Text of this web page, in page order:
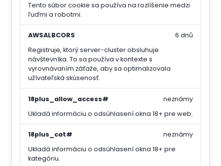
Tento súbor cookie sa používa na rozlíšenie medzi
ľuďmi a robotmi.
AWSALBCORS
Registruje, ktorý server-cluster obsluhuje
návštevníka. To sa používa v kontexte s
vyrovnávaním záťaže, aby sa optimalizovala
užívateľská skúsenosť.
6 dnů
18plus_allow_access#
Ukladá informáciu o odsúhlasení okna 18+ pre web.
neznámy
18plus_cat#
Ukladá informáciu o odsúhlasení okna 18+ pre
kategóriu.
neznámy